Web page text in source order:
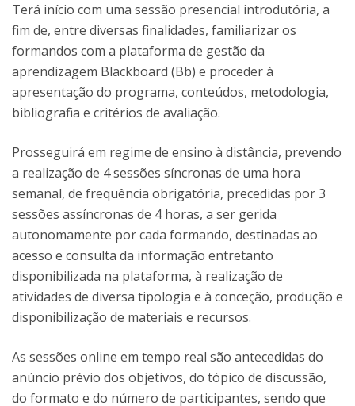
Terá início com uma sessão presencial introdutória, a
fim de, entre diversas finalidades, familiarizar os
formandos com a plataforma de gestão da
aprendizagem Blackboard (Bb) e proceder à
apresentação do programa, conteúdos, metodologia,
bibliografia e critérios de avaliação.
Prosseguirá em regime de ensino à distância, prevendo
a realização de 4 sessões síncronas de uma hora
semanal, de frequência obrigatória, precedidas por 3
sessões assíncronas de 4 horas, a ser gerida
autonomamente por cada formando, destinadas ao
acesso e consulta da informação entretanto
disponibilizada na plataforma, à realização de
atividades de diversa tipologia e à conceção, produção e
disponibilização de materiais e recursos.
As sessões online em tempo real são antecedidas do
anúncio prévio dos objetivos, do tópico de discussão,
do formato e do número de participantes, sendo que